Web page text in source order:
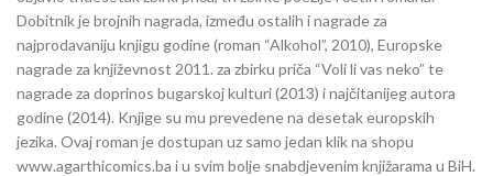
Dobitnik je brojnih nagrada, između ostalih i nagrade za
najprodavaniju knjigu godine (roman “Alkohol”, 2010), Europske
nagrade za književnost 2011. za zbirku priča “Voli li vas neko” te
nagrade za doprinos bugarskoj kulturi (2013) i najčitanijeg autora
godine (2014). Knjige su mu prevedene na desetak europskih
jezika. Ovaj roman je dostupan uz samo jedan klik na shopu
www.agarthicomics.ba i u svim bolje snabdjevenim knjižarama u BiH.